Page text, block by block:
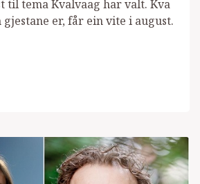
til tema Kvalvaag har valt. Kva
er, får ein vite i august.